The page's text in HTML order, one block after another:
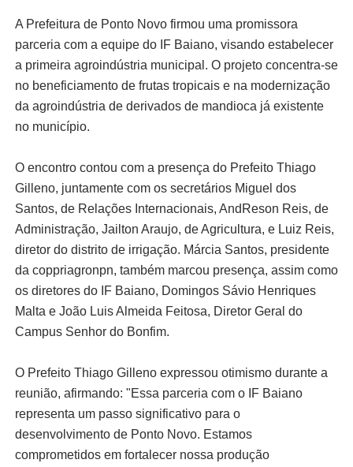
A Prefeitura de Ponto Novo firmou uma promissora
parceria com a equipe do IF Baiano, visando estabelecer
a primeira agroindústria municipal. O projeto concentra-se
no beneficiamento de frutas tropicais e na modernização
da agroindústria de derivados de mandioca já existente
no município.
O encontro contou com a presença do Prefeito Thiago
Gilleno, juntamente com os secretários Miguel dos
Santos, de Relações Internacionais, AndReson Reis, de
Administração, Jailton Araujo, de Agricultura, e Luiz Reis,
diretor do distrito de irrigação. Márcia Santos, presidente
da coppriagronpn, também marcou presença, assim como
os diretores do IF Baiano, Domingos Sávio Henriques
Malta e João Luis Almeida Feitosa, Diretor Geral do
Campus Senhor do Bonfim.
O Prefeito Thiago Gilleno expressou otimismo durante a
reunião, afirmando: "Essa parceria com o IF Baiano
representa um passo significativo para o
desenvolvimento de Ponto Novo. Estamos
comprometidos em fortalecer nossa produção